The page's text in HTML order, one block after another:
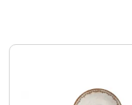
no seu navegador,
cookies de terceiros
navegador apenas